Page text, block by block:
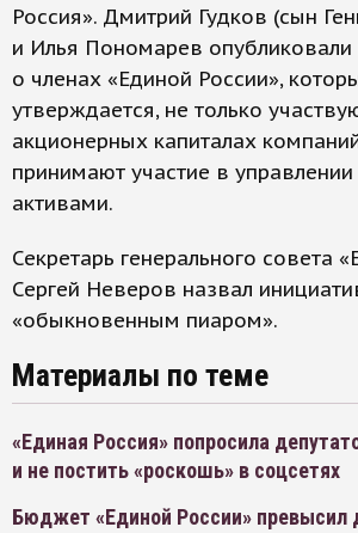
Россия». Дмитрий Гудков (сын
и Илья Пономарев опубликовали
о членах «Единой России»,
утверждается, не только
акционерных капиталах
принимают участие в
активами.
Секретарь генерального совета
Сергей Неверов назвал
«обыкновенным пиаром».
Материалы по теме
«Единая Россия» попросила
и не постить «роскошь» в соцсетях
Бюджет «Единой России» превысил